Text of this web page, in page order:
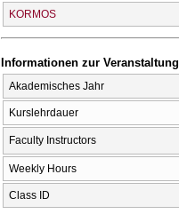
KORMOS
Informationen zur Veranstaltung
Akademisches Jahr
Kurslehrdauer
Faculty Instructors
Weekly Hours
Class ID